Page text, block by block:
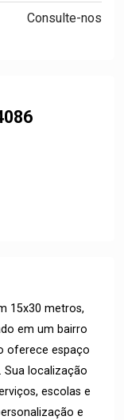
Consulte-nos
15x30 metros,
em um bairro
oferece espaço
Sua localização
escolas e
e